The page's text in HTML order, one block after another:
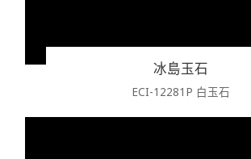
冰島玉石
ECI-12281P 白玉石